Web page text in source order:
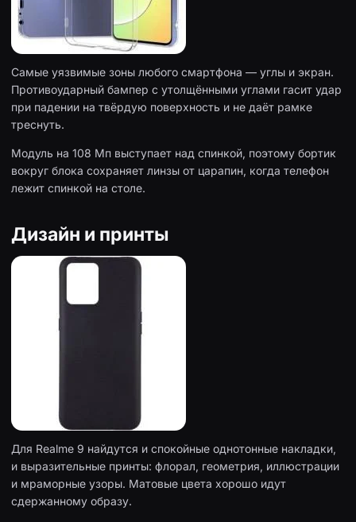
Самые уязвимые зоны любого смартфона — углы и экран.
Противоударный бампер с утолщёнными углами гасит удар
при падении на твёрдую поверхность и не даёт рамке
треснуть.
Модуль на 108 Мп выступает над спинкой, поэтому бортик
вокруг блока сохраняет линзы от царапин, когда телефон
лежит спинкой на столе.
Дизайн и принты
Для Realme 9 найдутся и спокойные однотонные накладки,
и выразительные принты: флорал, геометрия, иллюстрации
и мраморные узоры. Матовые цвета хорошо идут
сдержанному образу.